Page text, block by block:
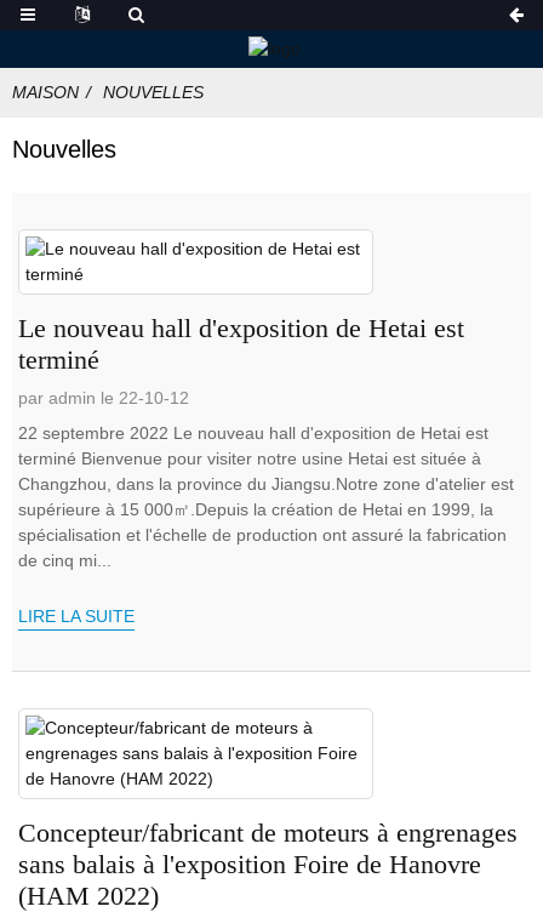
MAISON NOUVELLES
Nouvelles
Le nouveau hall d'exposition de Hetai est
terminé
par admin le 22-10-12
22 septembre 2022 Le nouveau hall d'exposition de Hetai est
terminé Bienvenue pour visiter notre usine Hetai est située à
Changzhou, dans la province du Jiangsu.Notre zone d'atelier est
supérieure à 15 000㎡.Depuis la création de Hetai en 1999, la
spécialisation et l'échelle de production ont assuré la fabrication
de cinq mi...
LIRE LA SUITE
Concepteur/fabricant de moteurs à engrenages
sans balais à l'exposition Foire de Hanovre
(HAM 2022)